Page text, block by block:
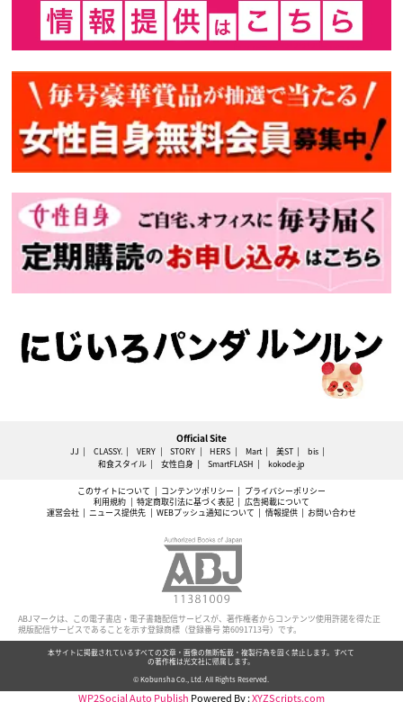
Official Site
JJ CLASSY. VERY STORY HERS Mart 美ST
bis
和食スタイル
女性自身 SmartFLASH kokode.jp
このサイトについて コンテンツポリシー
プライバシーポリシー
利用規約
特定商取引法に基づく表記
広告掲載について
運営会社
ニュース提供先 WEBプッシュ通知について 情報提供 お問い合わせ
ABJマークは、この電子書店・電子書籍配信サービスが、著作権者からコンテンツ使用許諾を得た正
規版配信サービスであることを示す登録商標（登録番号 第6091713号）です。
本サイトに掲載されているすべての文章・画像の無断転載・複製行為を固く禁止します。すべて
の著作権は光文社に帰属します。
© Kobunsha Co., Ltd. All Rights Reserved.
WP2Social Auto Publish Powered By :XYZScripts.com